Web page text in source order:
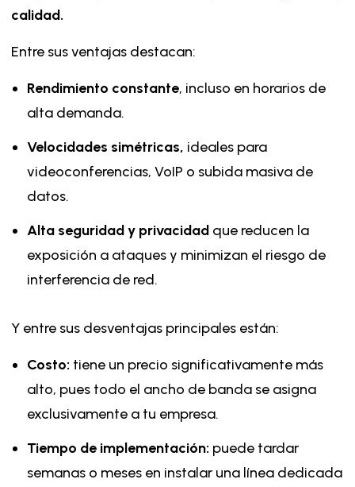
calidad.
Entre sus ventajas destacan:
Rendimiento constante, incluso en horarios de
alta demanda.
Velocidades simétricas, ideales para
videoconferencias, VoIP o subida masiva de
datos.
Alta seguridad y privacidad que reducen la
exposición a ataques y minimizan el riesgo de
interferencia de red.
Y entre sus desventajas principales están:
Costo: tiene un precio significativamente más
alto, pues todo el ancho de banda se asigna
exclusivamente a tu empresa.
Tiempo de implementación: puede tardar
semanas o meses en instalar una línea dedicada